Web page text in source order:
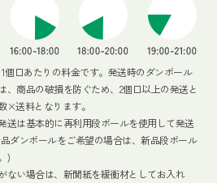
個口あたりの料金です。発送時のダンボール
、商品の破損を防ぐため、2個口以上の発送と
×送料となります。
送は基本的に再利用段ボールを使用して発送
ダンボールをご希望の場合は、新品段ボール
)
ない場合は、新聞紙を緩衝材としてお入れ